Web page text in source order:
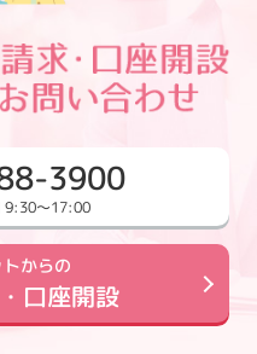
3900
9:30～17:00
からの
口座開設